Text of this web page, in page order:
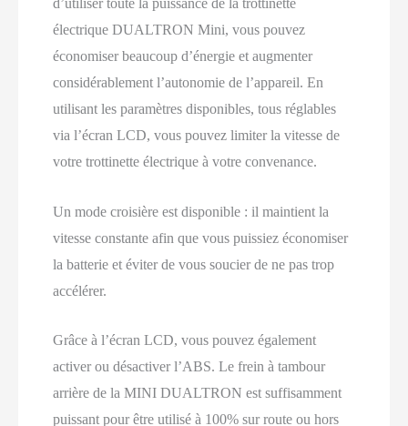
d’utiliser toute la puissance de la trottinette
électrique DUALTRON Mini, vous pouvez
économiser beaucoup d’énergie et augmenter
considérablement l’autonomie de l’appareil. En
utilisant les paramètres disponibles, tous réglables
via l’écran LCD, vous pouvez limiter la vitesse de
votre trottinette électrique à votre convenance.
Un mode croisière est disponible : il maintient la
vitesse constante afin que vous puissiez économiser
la batterie et éviter de vous soucier de ne pas trop
accélérer.
Grâce à l’écran LCD, vous pouvez également
activer ou désactiver l’ABS. Le frein à tambour
arrière de la MINI DUALTRON est suffisamment
puissant pour être utilisé à 100% sur route ou hors